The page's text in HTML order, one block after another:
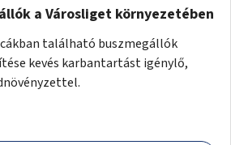
a Városliget környezetében
található buszmegállók
kevés karbantartást igénylő,